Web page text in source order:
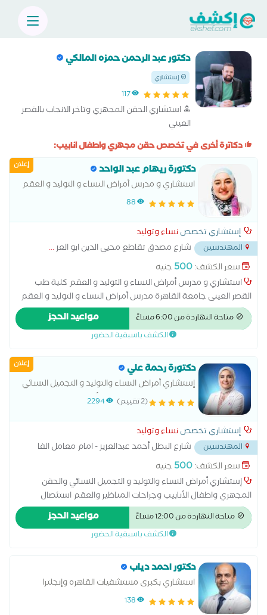
دكتور عبد الرحمن حمزه المالكي
إستشاري
117
استشاري الحقن المجهري وتاخر الانجاب بالقصر
العيني
دكاترة أخرى في تخصص حقن مجهري واطفال انابيب:
إعلان دكتورة ريهام عبد الواحد
استشاري و مدرس أمراض النساء و التوليد و العقم
كلية طب القصر العينى جامعة القاهرة
88
إستشاري تخصصنساء وتوليد
المهندسين شارع مصدق تقاطع محيي الدين ابو العز...
سعر الكشف:500 جنيه
استشاري و مدرس أمراض النساء و التوليد و العقم كلية طب
القصر العينى جامعة القاهرة مدرس أمراض النساء و التوليد و العقم
كلية طب القصر العينى جامعة القاهرة دكتوراة أمراض النساء و
التوليد و العقم كلية طب القصر العينى جامعة القاهرة
متاحة النهاردة من 6:00 مساءً مواعيد الحجز
الكشف باسبقية الحضور
إعلان دكتورة رحمة علي
إستشاري أمراض النساء والتوليد و التجميل النسائي
و الحقن المجهري واطفال الأنابيب وجراحات
(2 تقييم) 2294
إستشاري تخصصنساء وتوليد
المهندسين
شارع البطل أحمد عبدالعزيز - امام معامل الفا
سعر الكشف:500 جنيه
إستشاري أمراض النساء والتوليد و التجميل النسائي والحقن
المجهري واطفال الأنابيب وجراحات المناظير والعقم استئصال
المبيض اطفال الانابيب الحقن المجهري الT الT الهرموني الولادة
الطبيعية الولادة القيصرية تحليل بطانة الرحم ربط قناة فالوب رعاية
ما قبل الولادة وبعدها سونار سونار ثلاثي الابعاد سونار رباعي الابعاد
متاحة النهاردة من 12:00 مساءً مواعيد الحجز
الكشف باسبقية الحضور
دكتور احمد دياب
استشاري بكبرى مستشفيات القاهره وإنجلترا
138